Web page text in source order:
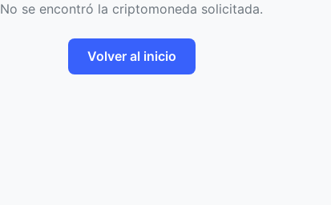
No se encontró la criptomoneda solicitada.
Volver al inicio